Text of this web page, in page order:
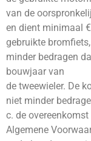
van de
en dient minimaal
gebruikte
minder bedragen
bouwjaar van
de tweewieler. De
niet minder
c. de
Algemene